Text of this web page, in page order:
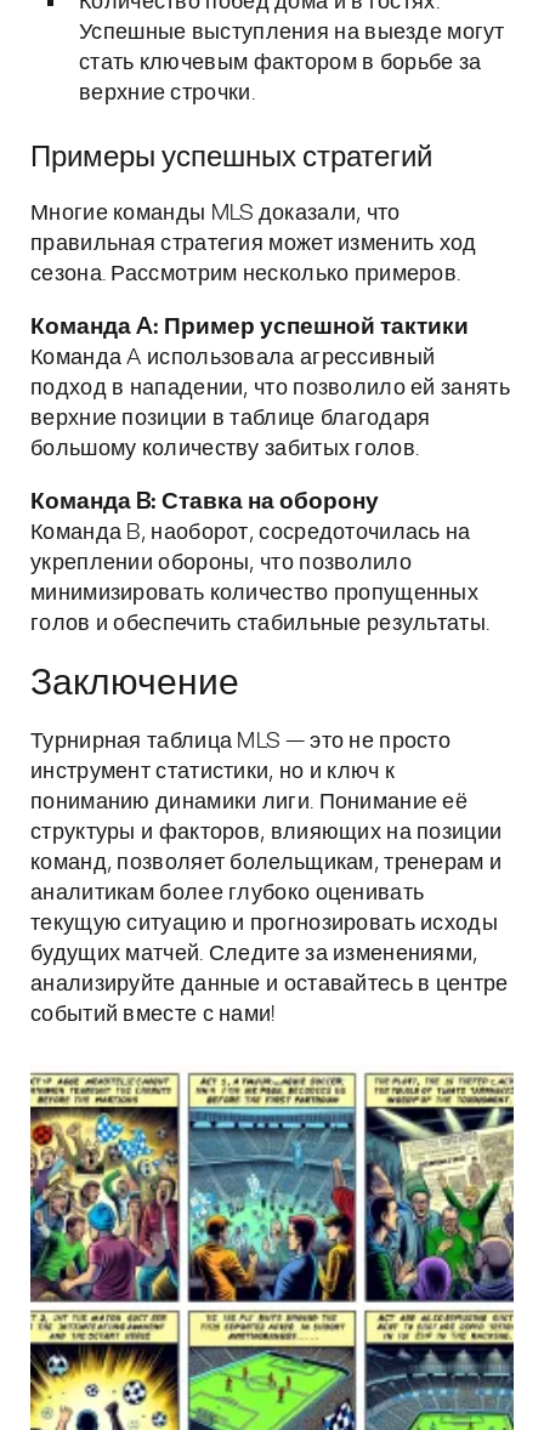
Успешные выступления на выезде могут
стать ключевым фактором в борьбе за
верхние строчки.
Примеры успешных стратегий
Многие команды MLS доказали, что
правильная стратегия может изменить ход
сезона. Рассмотрим несколько примеров.
Команда A: Пример успешной тактики
Команда A использовала агрессивный
подход в нападении, что позволило ей занять
верхние позиции в таблице благодаря
большому количеству забитых голов.
Команда B: Ставка на оборону
Команда B, наоборот, сосредоточилась на
укреплении обороны, что позволило
минимизировать количество пропущенных
голов и обеспечить стабильные результаты.
Заключение
Турнирная таблица MLS — это не просто
инструмент статистики, но и ключ к
пониманию динамики лиги. Понимание её
структуры и факторов, влияющих на позиции
команд, позволяет болельщикам, тренерам и
аналитикам более глубоко оценивать
текущую ситуацию и прогнозировать исходы
будущих матчей. Следите за изменениями,
анализируйте данные и оставайтесь в центре
событий вместе с нами!